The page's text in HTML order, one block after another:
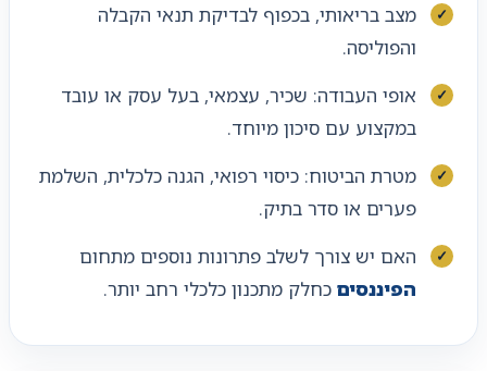
מצב בריאותי, בכפוף לבדיקת תנאי הקבלה
והפוליסה.
אופי העבודה: שכיר, עצמאי, בעל עסק או עובד
במקצוע עם סיכון מיוחד.
מטרת הביטוח: כיסוי רפואי, הגנה כלכלית, השלמת
פערים או סדר בתיק.
האם יש צורך לשלב פתרונות נוספים מתחום
הפיננסים כחלק מתכנון כלכלי רחב יותר.